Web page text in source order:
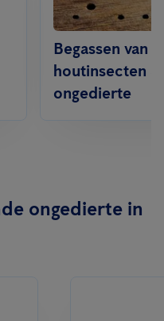
Begassen van
houtinsecten
ongedierte
ongedierte in